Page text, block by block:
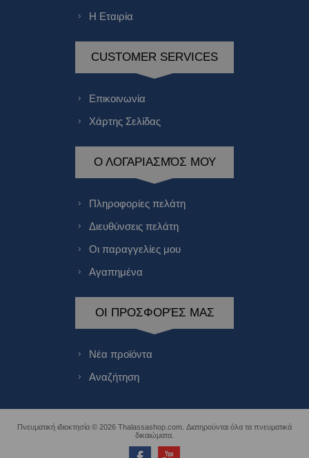
Η Εταιρία
CUSTOMER SERVICES
Επικοινωνία
Χάρτης Σελίδας
Ο ΛΟΓΑΡΙΑΣΜΌΣ ΜΟΥ
Πληροφορίες πελάτη
Διευθύνσεις πελάτη
Οι παραγγελίες μου
Αγαπημένα
ΟΙ ΠΡΟΣΦΟΡΈΣ ΜΑΣ
Νέα προϊόντα
Αναζήτηση
Πνευματική ιδιοκτησία © 2026 Thalassashop.com. Διατηρούνται όλα τα πνευματικά
δικαιώματα.